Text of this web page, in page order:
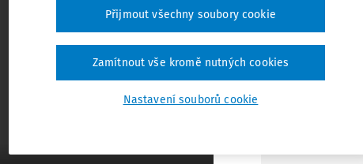
Nastavení souborů cookie
Zamítnout vše kromě nutných cookies
Přijmout všechny soubory cookie